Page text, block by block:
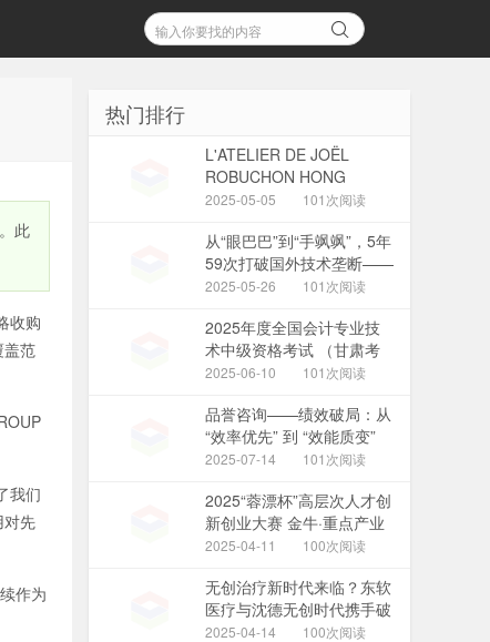
此
收购
盖范
我们
对先
作为
热门排行
L'ATELIER DE JOËL
ROBUCHON HONG
KONG 延续十八载辉煌传奇
2025-05-05 101次阅读
从“眼巴巴”到“手飒飒”，5年
59次打破国外技术垄断——
国家管网集团北京管道有限
击队”攻坚实录
2025-05-26 101次阅读
2025年度全国会计专业技
术中级资格考试 （甘肃考
区）报名公告
2025-06-10 101次阅读
品誉咨询——绩效破局：从
“效率优先” 到 “效能质变”
的管理范式革新
2025-07-14 101次阅读
2025“蓉漂杯”高层次人才创
新创业大赛 金牛·重点产业
园区专项赛圆满举行
2025-04-11 100次阅读
无创治疗新时代来临？东软
医疗与沈德无创时代携手破
局！
2025-04-14 100次阅读